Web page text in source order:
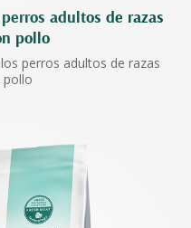
adultos de razas
pollo
perros adultos de razas
pollo